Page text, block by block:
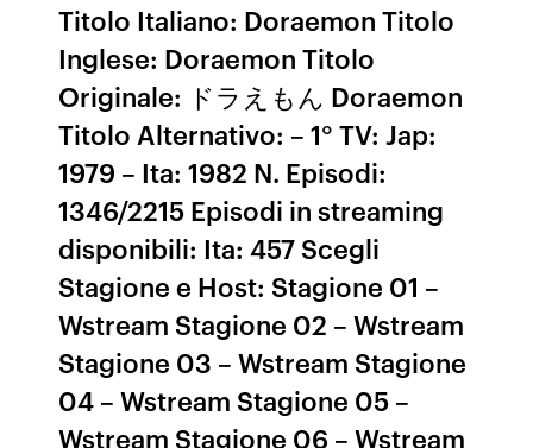
Titolo Italiano: Doraemon Titolo
Inglese: Doraemon Titolo
Originale: ドラえもん Doraemon
Titolo Alternativo: – 1° TV: Jap:
1979 – Ita: 1982 N. Episodi:
1346/2215 Episodi in streaming
disponibili: Ita: 457 Scegli
Stagione e Host: Stagione 01 –
Wstream Stagione 02 – Wstream
Stagione 03 – Wstream Stagione
04 – Wstream Stagione 05 –
Wstream Stagione 06 – Wstream